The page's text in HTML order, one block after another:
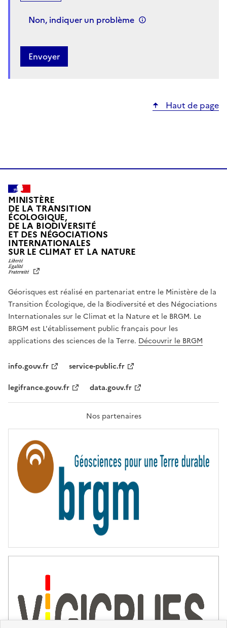
Non, indiquer un problème
Haut de page
MINISTÈRE
DE LA TRANSITION
ÉCOLOGIQUE,
DE LA BIODIVERSITÉ
ET DES NÉGOCIATIONS
INTERNATIONALES
SUR LE CLIMAT ET LA NATUREL
T
É
,
É
G
A
L
F
A
T
R
T
É
Géorisques est réalisé en partenariat entre le Ministère de la
Transition Écologique, de la Biodiversité et des Négociations
Internationales sur le Climat et la Nature et le BRGM. Le
BRGM est L'établissement public français pour les
applications des sciences de la Terre. Découvrir le BRGM
info.gouv.fr
service-public.fr
legifrance.gouv.fr
data.gouv.fr
Nos partenaires